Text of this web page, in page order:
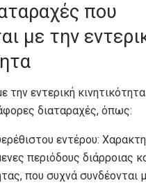
που
με την
την εντερική
διαταραχές, όπως:
εντέρου:
περιόδους διάρροιας
που συχνά συνδέονται